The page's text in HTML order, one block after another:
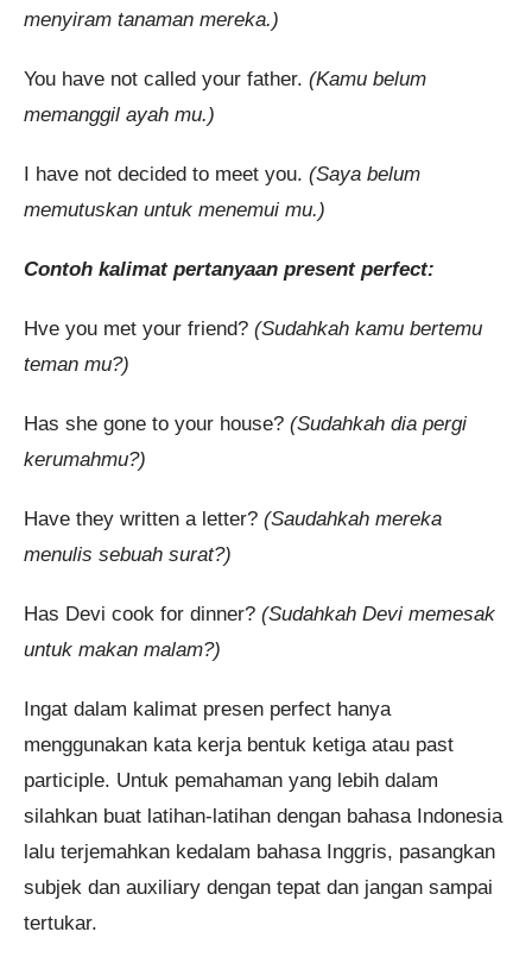
menyiram tanaman mereka.)
You have not called your father. (Kamu belum
memanggil ayah mu.)
I have not decided to meet you. (Saya belum
memutuskan untuk menemui mu.)
Contoh kalimat pertanyaan present perfect:
Hve you met your friend? (Sudahkah kamu bertemu
teman mu?)
Has she gone to your house? (Sudahkah dia pergi
kerumahmu?)
Have they written a letter? (Saudahkah mereka
menulis sebuah surat?)
Has Devi cook for dinner? (Sudahkah Devi memesak
untuk makan malam?)
Ingat dalam kalimat presen perfect hanya
menggunakan kata kerja bentuk ketiga atau past
participle. Untuk pemahaman yang lebih dalam
silahkan buat latihan-latihan dengan bahasa Indonesia
lalu terjemahkan kedalam bahasa Inggris, pasangkan
subjek dan auxiliary dengan tepat dan jangan sampai
tertukar.